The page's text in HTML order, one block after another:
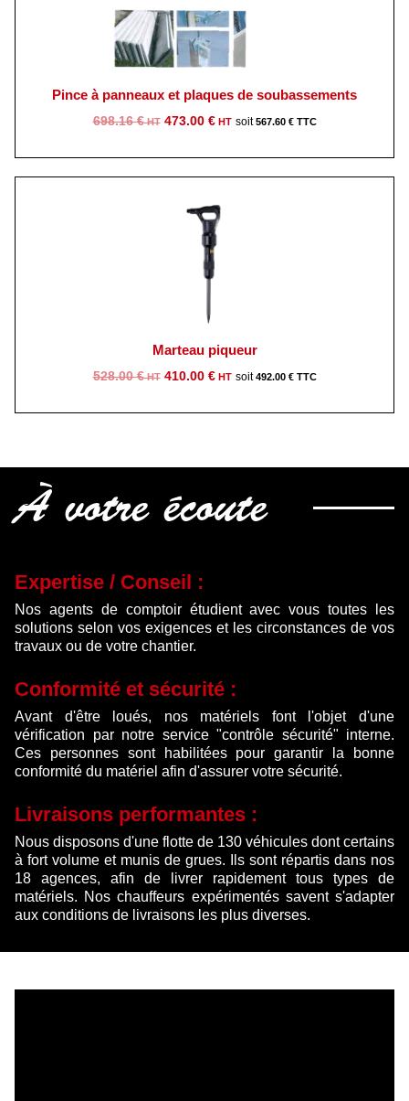
430.00 €.
065.00 €.
Pince à panneaux et plaques de soubassements
698.16€
Le
698.16 €.
473.00 €
Le
567.60 €
Marteau piqueur
528.00€
Le
410.00 €
Le
492.00 €
À votre écoute
Expertise / Conseil :
Nos agents de comptoir étudient avec vous toutes les
solutions selon vos exigences et les circonstances de vos
travaux ou de votre chantier.
Conformité et sécurité :
Avant d'être loués, nos matériels font l'objet d'une
vérification par notre service "contrôle sécurité" interne.
Ces personnes sont habilitées pour garantir la bonne
conformité du matériel afin d'assurer votre sécurité.
Livraisons performantes :
Nous disposons d'une flotte de 130 véhicules dont certains
à fort volume et munis de grues. Ils sont répartis dans nos
18 agences, afin de livrer rapidement tous types de
matériels. Nos chauffeurs expérimentés savent s'adapter
aux conditions de livraisons les plus diverses.